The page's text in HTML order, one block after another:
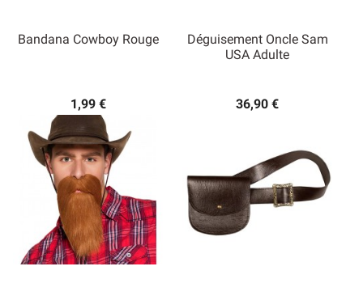
Bandana Cowboy Rouge
1,99 €
Déguisement Oncle Sam
USA Adulte
36,90 €